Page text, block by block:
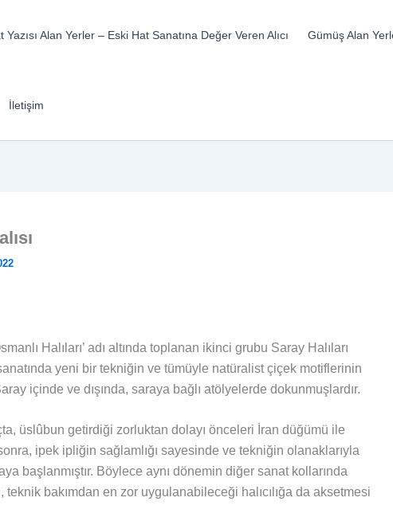
Yazısı Alan Yerler – Eski Hat Sanatına Değer Veren Alıcı Gümüş Alan
İletişim
Halıları’ adı altında toplanan ikinci grubu Saray Halıları
yeni bir tekniğin ve tümüyle natüralist çiçek motiflerinin
içinde ve dışında, saraya bağlı atölyelerde dokunmuşlardır.
üslûbun getirdiği zorluktan dolayı önceleri İran düğümü ile
ipek ipliğin sağlamlığı sayesinde ve tekniğin olanaklarıyla
başlanmıştır. Böylece aynı dönemin diğer sanat kollarında
bakımdan en zor uygulanabileceği halıcılığa da aksetmesi